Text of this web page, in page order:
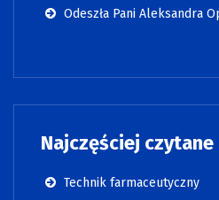
Odeszła Pani Aleksandra
Najczęściej czytane
Technik farmaceutyczny